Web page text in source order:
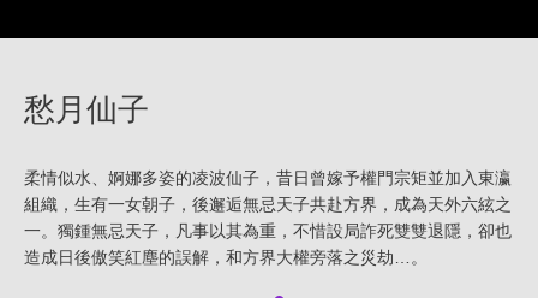
愁月仙子
柔情似水、婀娜多姿的凌波仙子，昔日曾嫁予權門宗矩並加入東瀛
組織，生有一女朝子，後邂逅無忌天子共赴方界，成為天外六絃之
一。獨鍾無忌天子，凡事以其為重，不惜設局詐死雙雙退隱，卻也
造成日後傲笑紅塵的誤解，和方界大權旁落之災劫…。